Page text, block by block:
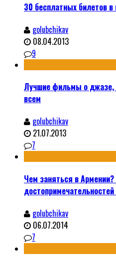
30 бесплатных билетов
golubchikav
08.04.2013
9
Лучшие фильмы о джазе,
всем
golubchikav
21.07.2013
7
Чем заняться в Армении?
golubchikav
06.07.2014
7